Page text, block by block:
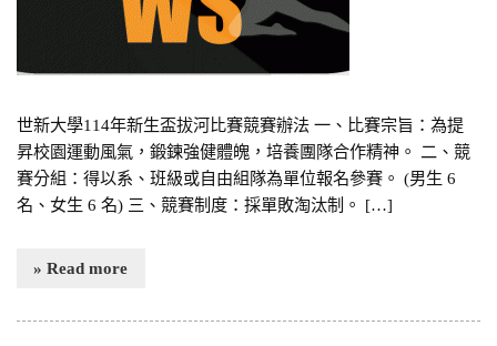
世新大學114年新生盃拔河比賽競賽辦法 一、比賽宗旨：為提
昇校園運動風氣，鍛鍊強健體魄，培養團隊合作精神。 二、競
賽分組：得以系、班級或自由組隊為單位報名參賽。 (男生 6
名、女生 6 名) 三、競賽制度：採單敗淘汰制。 […]
» Read more